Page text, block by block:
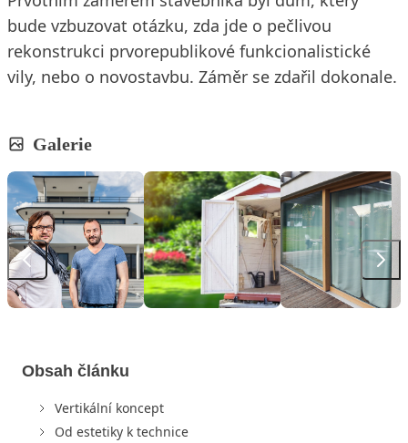
bude vzbuzovat otázku, zda jde o pečlivou
rekonstrukci prvorepublikové funkcionalistické
vily, nebo o novostavbu. Záměr se zdařil dokonale.
Galerie
Obsah článku
Vertikální koncept
Od estetiky k technice